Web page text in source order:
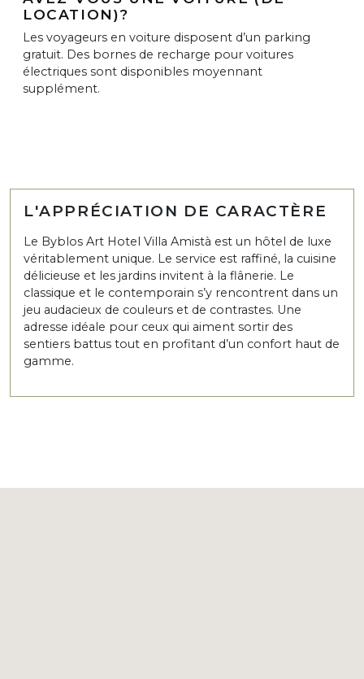
LOCATION)?
Les voyageurs en voiture disposent d’un parking
gratuit. Des bornes de recharge pour voitures
électriques sont disponibles moyennant
supplément.
L'APPRÉCIATION DE CARACTÈRE
Le Byblos Art Hotel Villa Amistà est un hôtel de luxe
véritablement unique. Le service est raffiné, la cuisine
délicieuse et les jardins invitent à la flânerie. Le
classique et le contemporain s’y rencontrent dans un
jeu audacieux de couleurs et de contrastes. Une
adresse idéale pour ceux qui aiment sortir des
sentiers battus tout en profitant d’un confort haut de
gamme.